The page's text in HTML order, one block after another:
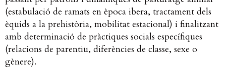
(estabulació de ramats en època ibera, tractament dels
èquids a la prehistòria, mobilitat estacional) i finalitzant
amb determinació de pràctiques socials específiques
(relacions de parentiu, diferències de classe, sexe o
gènere).